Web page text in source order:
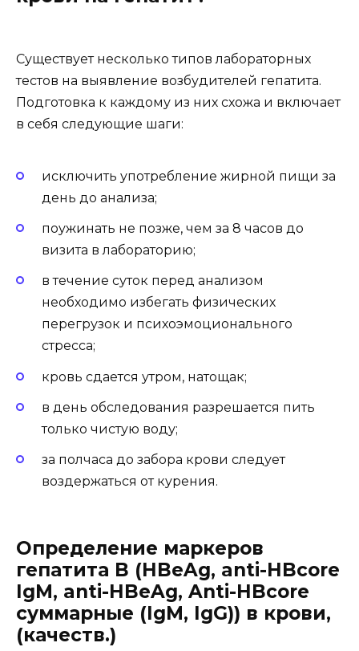
Существует несколько типов лабораторных
тестов на выявление возбудителей гепатита.
Подготовка к каждому из них схожа и включает
в себя следующие шаги:
исключить употребление жирной пищи за
день до анализа;
поужинать не позже, чем за 8 часов до
визита в лабораторию;
в течение суток перед анализом
необходимо избегать физических
перегрузок и психоэмоционального
стресса;
кровь сдается утром, натощак;
в день обследования разрешается пить
только чистую воду;
за полчаса до забора крови следует
воздержаться от курения.
Определение маркеров
гепатита B (HBeAg, anti-HBcore
IgM, anti-HBeAg, Anti-HBcore
суммарные (IgM, IgG)) в крови,
(качеств.)